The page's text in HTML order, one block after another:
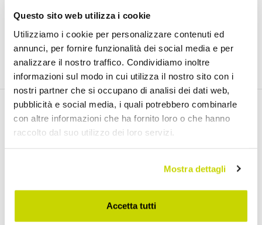
Questo sito web utilizza i cookie
Utilizziamo i cookie per personalizzare contenuti ed
annunci, per fornire funzionalità dei social media e per
analizzare il nostro traffico. Condividiamo inoltre
informazioni sul modo in cui utilizza il nostro sito con i
nostri partner che si occupano di analisi dei dati web,
pubblicità e social media, i quali potrebbero combinarle
con altre informazioni che ha fornito loro o che hanno
raccolto dal suo utilizzo dei loro servizi.
Mostra dettagli
Accetta tutti
Link
انضم إلينا
اكتشف منتجاتنا
طاولات قابلة للتمديد
طاولات قابلة للتمديد مع أسطح سيراميك
طاولات طعام خشبية قابلة للتمديد